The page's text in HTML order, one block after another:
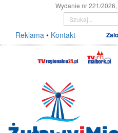
Wydanie nr 221/
Reklama • Kontakt